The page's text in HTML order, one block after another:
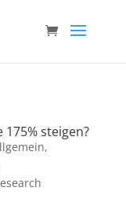
steigen?
,